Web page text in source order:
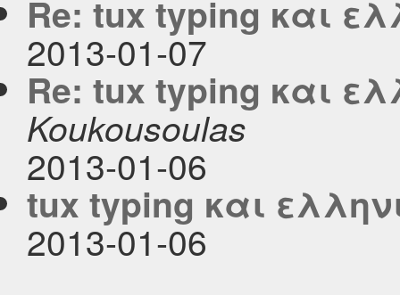
Re: tux typing και
2013-01-07
Re: tux typing και
Koukousoulas
2013-01-06
tux typing και
2013-01-06